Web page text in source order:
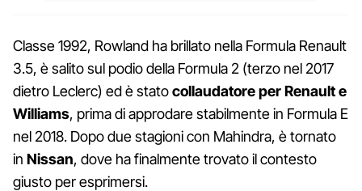
Classe 1992, Rowland ha brillato nella Formula Renault
3.5, è salito sul podio della Formula 2 (terzo nel 2017
dietro Leclerc) ed è statocollaudatore per Renault e
Williams, prima di approdare stabilmente in Formula E
nel 2018. Dopo due stagioni con Mahindra, è tornato
in Nissan, dove ha finalmente trovato il contesto
giusto per esprimersi.